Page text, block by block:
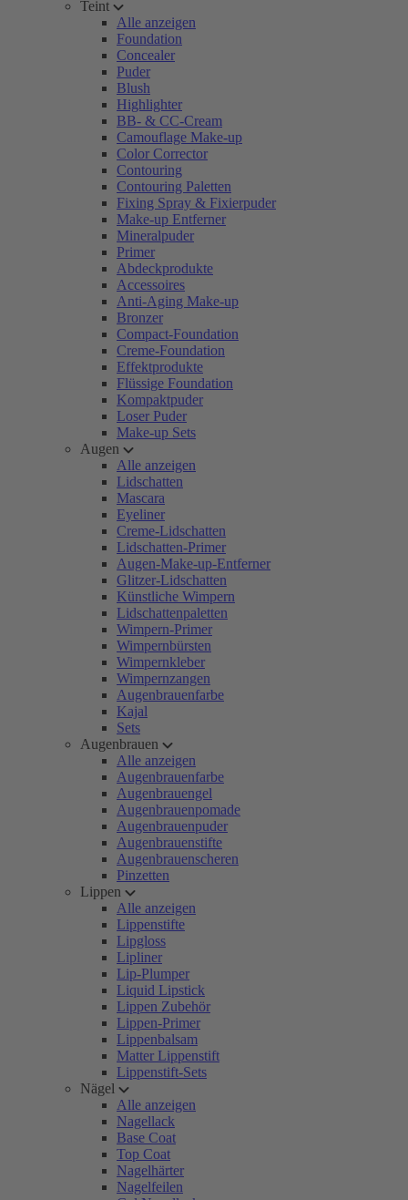
Teint
Alle anzeigen
Foundation
Concealer
Puder
Blush
Highlighter
BB- & CC-Cream
Camouflage Make-up
Color Corrector
Contouring
Contouring Paletten
Fixing Spray & Fixierpuder
Make-up Entferner
Mineralpuder
Primer
Abdeckprodukte
Accessoires
Anti-Aging Make-up
Bronzer
Compact-Foundation
Creme-Foundation
Effektprodukte
Flüssige Foundation
Kompaktpuder
Loser Puder
Make-up Sets
Augen
Alle anzeigen
Lidschatten
Mascara
Eyeliner
Creme-Lidschatten
Lidschatten-Primer
Augen-Make-up-Entferner
Glitzer-Lidschatten
Künstliche Wimpern
Lidschattenpaletten
Wimpern-Primer
Wimpernbürsten
Wimpernkleber
Wimpernzangen
Augenbrauenfarbe
Kajal
Sets
Augenbrauen
Alle anzeigen
Augenbrauenfarbe
Augenbrauengel
Augenbrauenpomade
Augenbrauenpuder
Augenbrauenstifte
Augenbrauenscheren
Pinzetten
Lippen
Alle anzeigen
Lippenstifte
Lipgloss
Lipliner
Lip-Plumper
Liquid Lipstick
Lippen Zubehör
Lippen-Primer
Lippenbalsam
Matter Lippenstift
Lippenstift-Sets
Nägel
Alle anzeigen
Nagellack
Base Coat
Top Coat
Nagelhärter
Nagelfeilen